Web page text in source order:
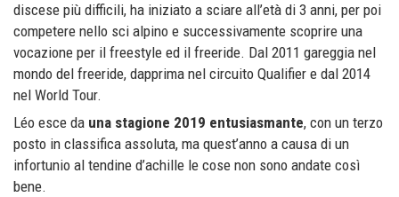
discese più difficili, ha iniziato a sciare all’età di 3 anni, per poi
competere nello sci alpino e successivamente scoprire una
vocazione per il freestyle ed il freeride. Dal 2011 gareggia nel
mondo del freeride, dapprima nel circuito Qualifier e dal 2014
nel World Tour.
Léo esce da una stagione 2019 entusiasmante, con un terzo
posto in classifica assoluta, ma quest’anno a causa di un
infortunio al tendine d’achille le cose non sono andate così
bene.